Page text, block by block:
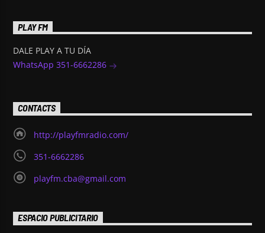
PLAY FM
DALE PLAY A TU DÍA
WhatsApp 351-6662286
CONTACTS
http://playfmradio.com/
351-6662286
playfm.cba@gmail.com
ESPACIO PUBLICITARIO